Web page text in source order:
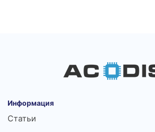
Информация
Статьи